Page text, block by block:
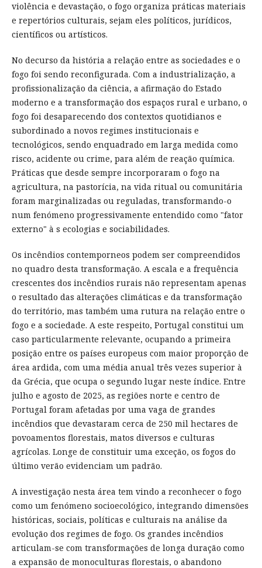
violência e devastação, o fogo organiza práticas materiais
e repertórios culturais, sejam eles políticos, jurídicos,
científicos ou artísticos.
No decurso da história a relação entre as sociedades e o
fogo foi sendo reconfigurada. Com a industrialização, a
profissionalização da ciência, a afirmação do Estado
moderno e a transformação dos espaços rural e urbano, o
fogo foi desaparecendo dos contextos quotidianos e
subordinado a novos regimes institucionais e
tecnológicos, sendo enquadrado em larga medida como
risco, acidente ou crime, para além de reação química.
Práticas que desde sempre incorporaram o fogo na
agricultura, na pastorícia, na vida ritual ou comunitária
foram marginalizadas ou reguladas, transformando-o
num fenómeno progressivamente entendido como "fator
externo" à s ecologias e sociabilidades.
Os incêndios contemporneos podem ser compreendidos
no quadro desta transformação. A escala e a frequência
crescentes dos incêndios rurais não representam apenas
o resultado das alterações climáticas e da transformação
do território, mas também uma rutura na relação entre o
fogo e a sociedade. A este respeito, Portugal constitui um
caso particularmente relevante, ocupando a primeira
posição entre os países europeus com maior proporção de
área ardida, com uma média anual três vezes superior à
da Grécia, que ocupa o segundo lugar neste índice. Entre
julho e agosto de 2025, as regiões norte e centro de
Portugal foram afetadas por uma vaga de grandes
incêndios que devastaram cerca de 250 mil hectares de
povoamentos florestais, matos diversos e culturas
agrícolas. Longe de constituir uma exceção, os fogos do
último verão evidenciam um padrão.
A investigação nesta área tem vindo a reconhecer o fogo
como um fenómeno socioecológico, integrando dimensões
históricas, sociais, políticas e culturais na análise da
evolução dos regimes de fogo. Os grandes incêndios
articulam-se com transformações de longa duração como
a expansão de monoculturas florestais, o abandono